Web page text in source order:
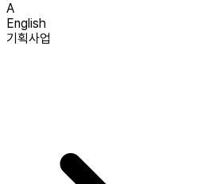
A
English
기획사업